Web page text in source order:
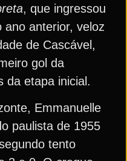
, que ingressou
ano anterior, veloz
de Cascável,
gol da
da etapa inicial.
Emmanuelle
paulista de 1955
tento